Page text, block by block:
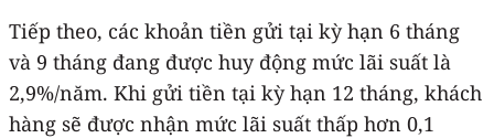
Tiếp theo, các khoản tiền gửi tại kỳ hạn 6 tháng
và 9 tháng đang được huy động mức lãi suất là ​​
2,9%/năm. Khi gửi tiền tại kỳ hạn 12 tháng, khách
hàng sẽ được nhận mức lãi suất thấp hơn 0,1